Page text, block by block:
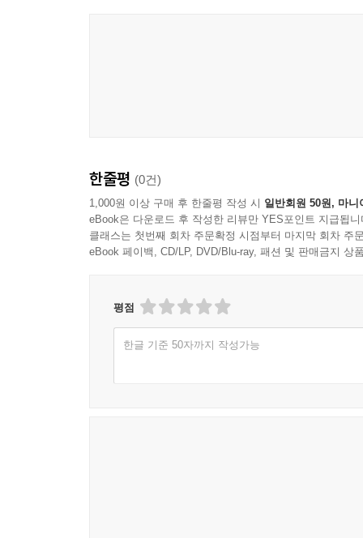
시인의 사색을 동시에 읽으며, 자연 속을 직접 거
출간한 《일기》에 수록된 소로가 직접 그린 스케
했다. 책을 펼치고 저자의 이야기를 따라가다 보
《월든》이 오늘날까지 사랑받는 고전인 이유
문제까지 예언한 통찰의 기록이기 때문이다. 산
한줄평 (0건)
1,000원 이상 구매 후 한줄평 작성 시 일반회원 50원, 마니
eBook은 다운로드 후 작성한 리뷰만 YES포인트 지급됩니
클래스는 첫번째 회차 주문확정 시점부터 마지막 회차 주
eBook 페이백, CD/LP, DVD/Blu-ray, 패션 및 판매금지 상
평점
한글 기준 50자까지 작성가능